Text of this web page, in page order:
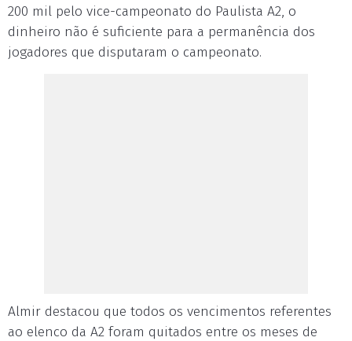
200 mil pelo vice-campeonato do Paulista A2, o
dinheiro não é suficiente para a permanência dos
jogadores que disputaram o campeonato.
Almir destacou que todos os vencimentos referentes
ao elenco da A2 foram quitados entre os meses de